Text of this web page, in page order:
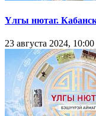
Yлгы нютаг.
23 августа 2024,